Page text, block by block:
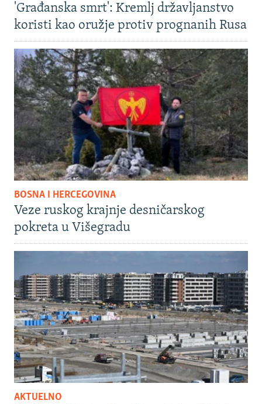
'Građanska smrt': Kremlj državljanstvo
koristi kao oružje protiv prognanih Rusa
BOSNA I HERCEGOVINA
Veze ruskog krajnje desničarskog
pokreta u Višegradu
AKTUELNO